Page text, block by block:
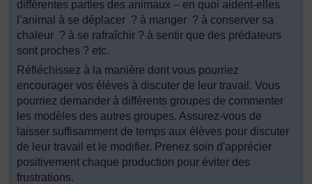
différentes parties des animaux – en quoi aident-elles
l’animal à se déplacer ? à manger ? à conserver sa
chaleur ? à se rafraîchir ? à sentir que des prédateurs
sont proches ? etc.
Réfléchissez à la manière dont vous pourriez
encourager vos élèves à discuter de leur travail. Vous
pourriez demander à différents groupes de commenter
les modèles des autres groupes. Assurez-vous de
laisser suffisamment de temps aux élèves pour discuter
de leur travail et le modifier. Prenez soin d'apprécier
positivement chaque production pour éviter des
frustrations.